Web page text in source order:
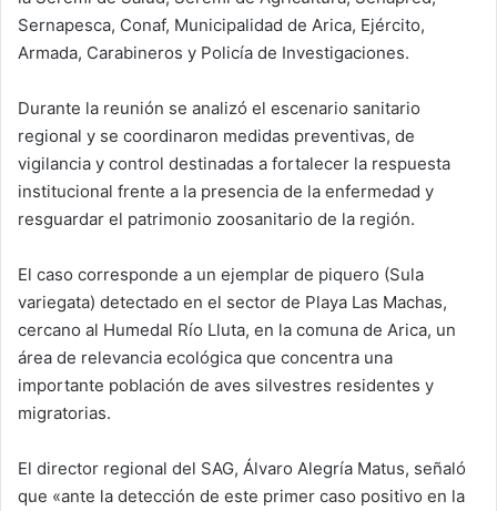
Sernapesca, Conaf, Municipalidad de Arica, Ejército,
Armada, Carabineros y Policía de Investigaciones.
Durante la reunión se analizó el escenario sanitario
regional y se coordinaron medidas preventivas, de
vigilancia y control destinadas a fortalecer la respuesta
institucional frente a la presencia de la enfermedad y
resguardar el patrimonio zoosanitario de la región.
El caso corresponde a un ejemplar de piquero (Sula
variegata) detectado en el sector de Playa Las Machas,
cercano al Humedal Río Lluta, en la comuna de Arica, un
área de relevancia ecológica que concentra una
importante población de aves silvestres residentes y
migratorias.
El director regional del SAG, Álvaro Alegría Matus, señaló
que «ante la detección de este primer caso positivo en la